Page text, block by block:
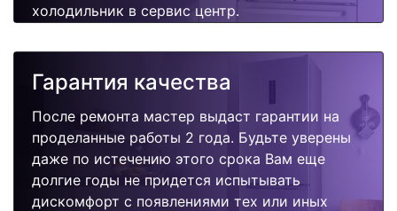
холодильник в сервис центр.
Гарантия качества
После ремонта мастер выдаст гарантии на
проделанные работы 2 года. Будьте уверены
даже по истечению этого срока Вам еще
долгие годы не придется испытывать
дискомфорт с появлениями тех или иных